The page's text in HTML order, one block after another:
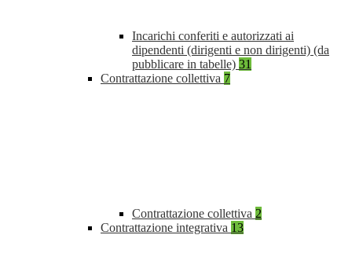
Incarichi conferiti e autorizzati ai
dipendenti (dirigenti e non dirigenti) (da
pubblicare in tabelle) 31
Contrattazione collettiva 7
Contrattazione collettiva 2
Contrattazione integrativa 13